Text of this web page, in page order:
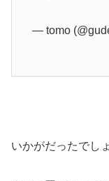
— tomo
いかがだったでし